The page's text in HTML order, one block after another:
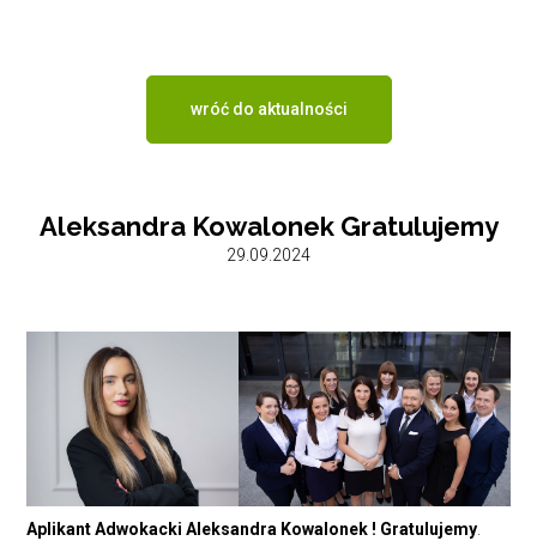
wróć do aktualności
Aleksandra Kowalonek Gratulujemy
29.09.2024
Aplikant Adwokacki Aleksandra Kowalonek ! Gratulujemy.